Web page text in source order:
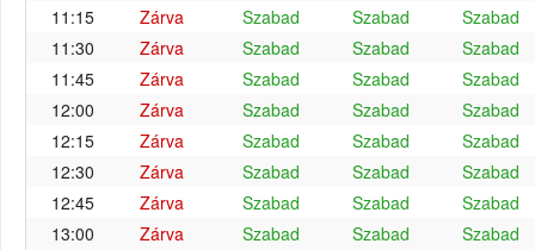
11:15
Zárva Szabad Szabad
Szabad
11:30
Zárva Szabad Szabad
Szabad
11:45
Zárva Szabad Szabad
Szabad
12:00
Zárva Szabad Szabad
Szabad
12:15
Zárva Szabad Szabad
Szabad
12:30
Zárva Szabad Szabad
Szabad
12:45
Zárva Szabad Szabad
Szabad
13:00
Zárva Szabad Szabad
Szabad